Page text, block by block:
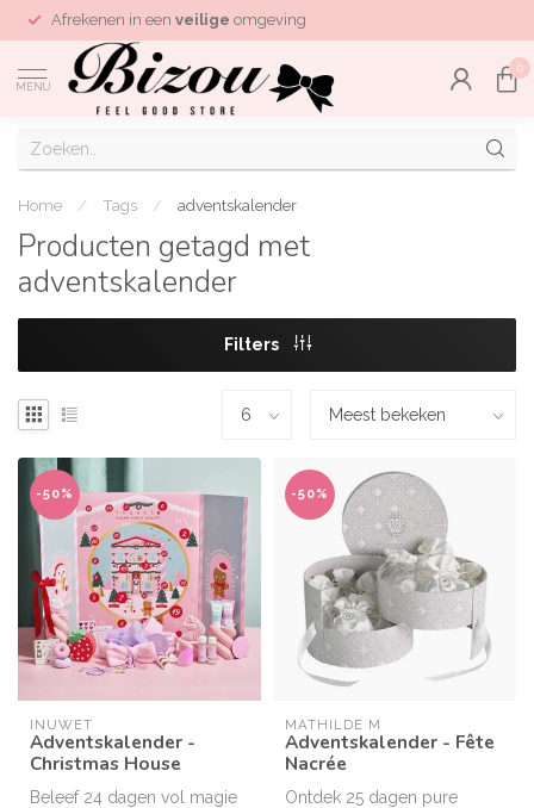
Afrekenen in een veilige omgeving
MENU
0
Home / Tags / adventskalender
Producten getagd met
adventskalender
Filters
-50%
INUWET
Adventskalender -
Christmas House
Beleef 24 dagen vol magie
-50%
MATHILDE M
Adventskalender - Fête
Nacrée
Ontdek 25 dagen pure